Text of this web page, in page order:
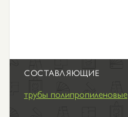
СОСТАВЛЯЮЩИЕ
трубы полипропиленовые